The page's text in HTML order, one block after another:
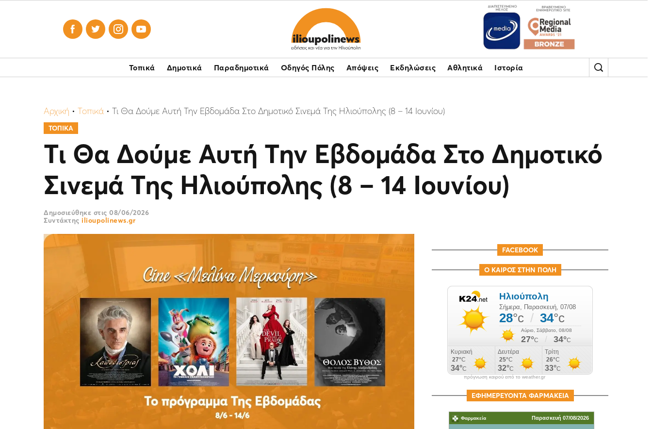
   
Τοπικά Δημοτικά Παραδημοτικά Οδηγός Πόλης Απόψεις Εκδηλώσεις Αθλητικά Ιστορία
Αρχική • Τοπικά • Τι Θα Δούμε Αυτή Την Εβδομάδα Στο Δημοτικό Σινεμά Της Ηλιούπολης (8 – 14 Ιουνίου)
ΤΟΠΙΚΑ
Τι Θα Δούμε Αυτή Την Εβδομάδα Στο Δημοτικό
Σινεμά Της Ηλιούπολης (8 – 14 Ιουνίου)
Δημοσιεύθηκε στις 08/06/2026
Συντάκτης ilioupolinews.gr
FACEBOOK
Ο ΚΑΙΡΟΣ ΣΤΗΝ ΠΟΛΗ
πρόγνωση καιρού από το weather.gr
ΕΦΗΜΕΡΕΥΟΝΤΑ ΦΑΡΜΑΚΕΙΑ